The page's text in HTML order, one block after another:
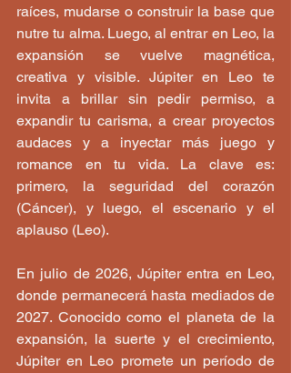
raíces, mudarse o construir la base que
nutre tu alma. Luego, al entrar en Leo, la
expansión se vuelve magnética,
creativa y visible. Júpiter en Leo te
invita a brillar sin pedir permiso, a
expandir tu carisma, a crear proyectos
audaces y a inyectar más juego y
romance en tu vida. La clave es:
primero, la seguridad del corazón
(Cáncer), y luego, el escenario y el
aplauso (Leo).
En julio de 2026, Júpiter entra en Leo,
donde permanecerá hasta mediados de
2027. Conocido como el planeta de la
expansión, la suerte y el crecimiento,
Júpiter en Leo promete un período de